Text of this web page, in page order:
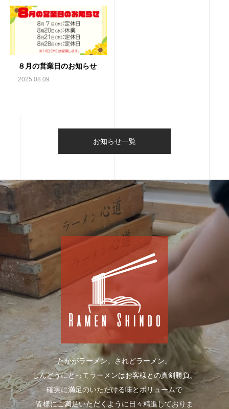
８月の営業日のお知らせ
2025.08.09
お知らせ一覧
たかがラーメン。されどラーメン。
しんどうにとってラーメンはお客様との真剣勝負。
確実に満足のいただける味とボリュームで
皆様にご満足いただくように日々精進しておりま